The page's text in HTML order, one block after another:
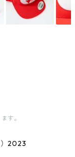
す。
2023